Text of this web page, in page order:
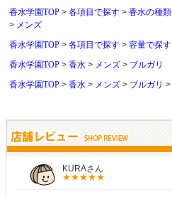
香水学園TOP
各項目で探す 香水の種
メンズ
香水学園TOP
各項目で探す 容量で探す
香水学園TOP
香水 メンズ
ブルガリ
香水学園TOP
香水 メンズ ブルガリ
しらすさん